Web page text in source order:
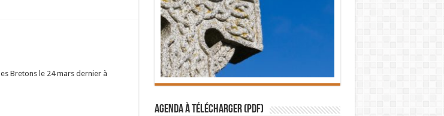
Bretons le 24 mars dernier à
Agenda à télécharger (PDF)